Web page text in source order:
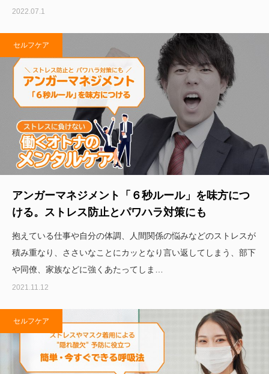
2022.07.1
セルフケア
アンガーマネジメント「６秒ルール」を味方につ
ける。ストレス防止とパワハラ対策にも
抱えている仕事や自分の体調、人間関係の悩みなどのストレスが
積み重なり、ささいなことにカッとなり言い返してしまう、部下
や同僚、家族などに強くあたってしま…
2021.11.12
セルフケア